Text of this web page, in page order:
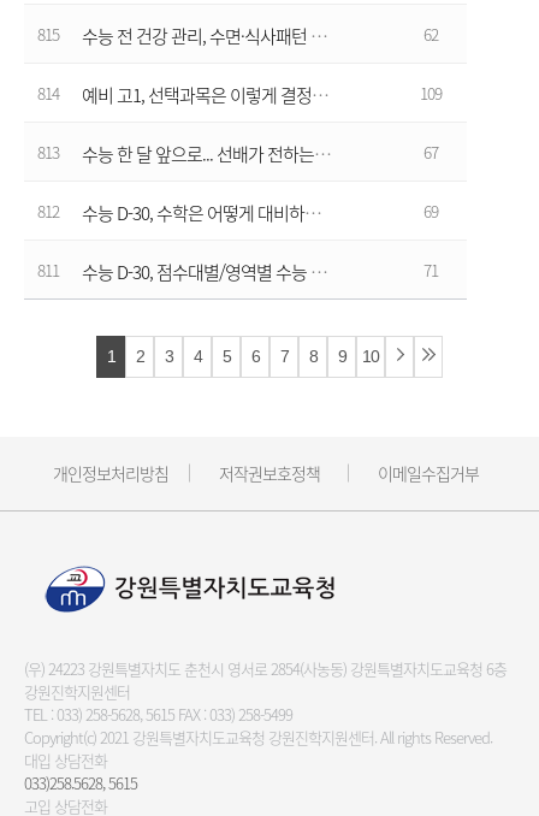
815 수능 전 건강 관리, 수면·식사패턴 유지하며 최상의 컨디션으로 62
814 예비 고1, 선택과목은 이렇게 결정하자 109
813 수능 한 달 앞으로... 선배가 전하는 마무리 학습전략 67
812 수능 D-30, 수학은 어떻게 대비하면 좋을까? 69
811 수능 D-30, 점수대별/영역별 수능 대비 방법 71
1 2 3 4 5 6 7 8 9 10
개인정보처리방침 저작권보호정책 이메일수집거부
(우) 24223 강원특별자치도 춘천시 영서로 2854(사농동) 강원특별자치도교육청 6층
강원진학지원센터
TEL : 033) 258-5628, 5615 FAX : 033) 258-5499
Copyright(c) 2021 강원특별자치도교육청 강원진학지원센터.All rights Reserved.
대입 상담전화
033)258.5628, 5615
고입 상담전화